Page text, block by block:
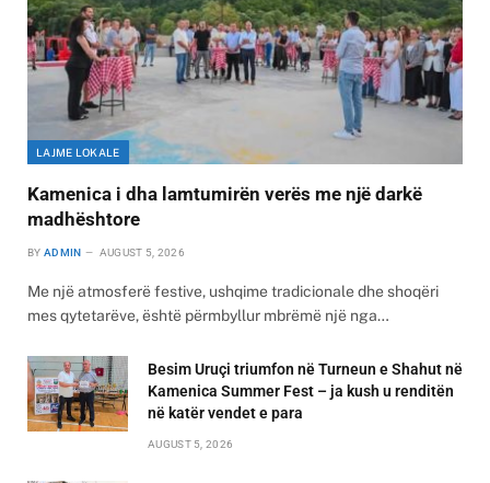
LAJME LOKALE
Kamenica i dha lamtumirën verës me një darkë
madhështore
BY ADMIN AUGUST 5, 2026
Me një atmosferë festive, ushqime tradicionale dhe shoqëri
mes qytetarëve, është përmbyllur mbrëmë një nga…
Besim Uruçi triumfon në Turneun e Shahut në
Kamenica Summer Fest – ja kush u renditën
në katër vendet e para
AUGUST 5, 2026